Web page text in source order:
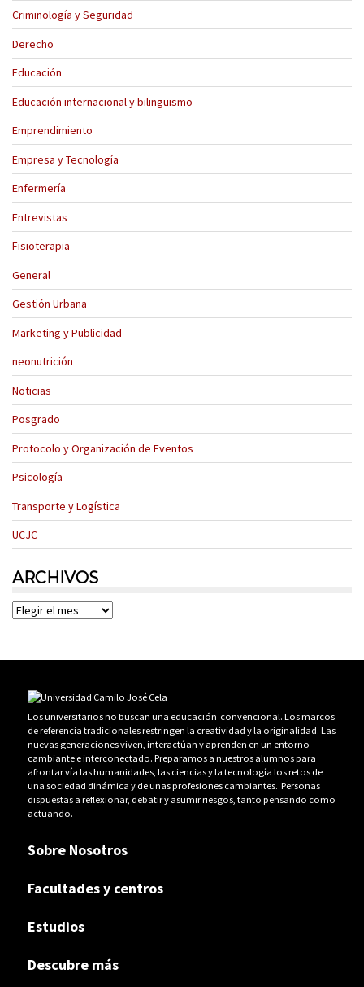
Criminología y Seguridad
Derecho
Educación
Educación internacional y bilingüismo
Emprendimiento
Empresa y Tecnología
Enfermería
Entrevistas
Fisioterapia
General
Gestión Urbana
Marketing y Publicidad
neonutrición
Noticias
Posgrado
Protocolo y Organización de Eventos
Psicología
Transporte y Logística
UCJC
ARCHIVOS
Archivos
Los universitarios no buscan una educación convencional. Los marcos
de referencia tradicionales restringen la creatividad y la originalidad. Las
nuevas generaciones viven, interactúan y aprenden en un entorno
cambiante e interconectado. Preparamos a nuestros alumnos para
afrontar vía las humanidades, las ciencias y la tecnología los retos de
una sociedad dinámica y de unas profesiones cambiantes. Personas
dispuestas a reflexionar, debatir y asumir riesgos, tanto pensando como
actuando.
Sobre Nosotros
Facultades y centros
Estudios
Descubre más